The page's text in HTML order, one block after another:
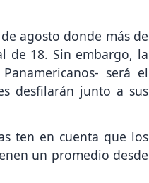
agosto donde más de
de 18. Sin embargo, la
será el
desfilarán junto a sus
ten en cuenta que los
un promedio desde